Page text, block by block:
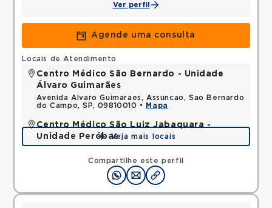
Ver perfil
Agende uma consulta
Compartilhe este perfil
Locais de Atendimento
Centro Médico São Bernardo - Unidade
Álvaro Guimarães
Avenida Alvaro Guimaraes, Assuncao, Sao Bernardo
do Campo, SP, 09810010 •
Mapa
Centro Médico São Luiz Jabaquara -
Unidade Peróbas
Rua das Perobas, Jardim Oriental, Sao Paulo, SP,
Mapa
Veja mais locais